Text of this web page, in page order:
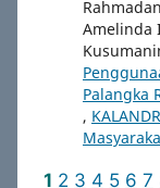
Amelinda
Palangka
,
1 2 3 4 5 6 7